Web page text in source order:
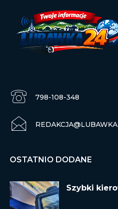
798-108-348
OSTATNIO DODANE
Szybki